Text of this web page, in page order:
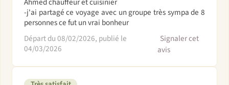
Ahmed chauffeur et cuisinier
-j'ai partagé ce voyage avec un groupe très sympa de 8
personnes ce fut un vrai bonheur
Départ du 08/02/2026, publié le
04/03/2026
Signaler cet
avis